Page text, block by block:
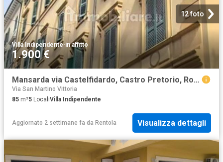
12 foto
Villa Indipendente·in affitto
1.900 €
Mansarda via Castelfidardo, Castro Pretorio, Roma
Via San Martino Vittoria
85 m²5 LocaliVilla Indipendente
Aggiornato 2 settimane fa da Rentola Visualizza dettagli